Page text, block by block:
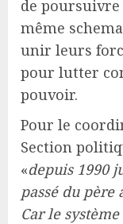
de
même
unir leurs
pour lutter
pouvoir.
Pour le
Section
«depuis 1990
passé du père
Car le